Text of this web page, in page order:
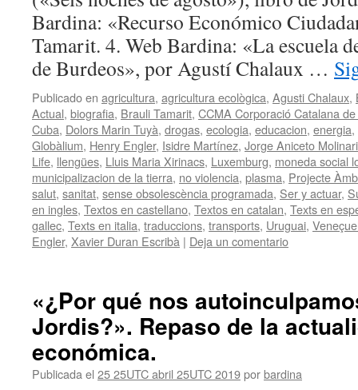
Bardina: «Recurso Económico
Tamarit. 4. Web Bardina: «La escuela
de Burdeos», por Agustí Chalaux …
Publicado en agricultura, agricultura ecològica, Agusti Chalaux,
Actual, biografia, Brauli Tamarit, CCMA Corporació Catalana
Cuba, Dolors Marin Tuyà, drogas, ecologia, educacion, energia,
Globàlium, Henry Engler, Isidre Martínez, Jorge Aniceto Molinari
Life, llengües, Lluis Maria Xirinacs, Luxemburg, moneda social
municipalizacion de la tierra, no violencia, plasma, Projecte
salut, sanitat, sense obsolescència programada, Ser y actuar,
en ingles, Textos en castellano, Textos en catalan, Texts en
gallec, Texts en italia, traduccions, transports, Uruguai,
Engler, Xavier Duran Escribà | Deja un comentario
«¿Por qué nos
Jordis?». Repaso de la
económica.
Publicada el 25 25UTC abril 25UTC 2019porbardina